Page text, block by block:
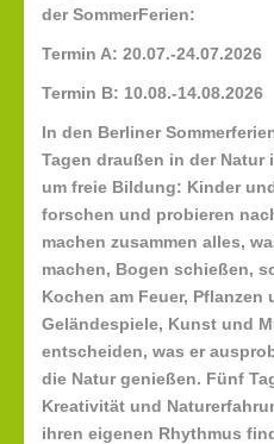
der SommerFerien:
Termin A: 20.07.-24.07.2026
Termin B: 10.08.-14.08.2026
In den Berliner
Tagen draußen in der Natur
um freie Bildung: Kinder
forschen und probieren
machen zusammen alles,
machen, Bogen schießen,
Kochen am Feuer, Pflanzen
Geländespiele, Kunst und
entscheiden, was er
die Natur genießen. Fünf
Kreativität und
ihren eigenen Rhythmus